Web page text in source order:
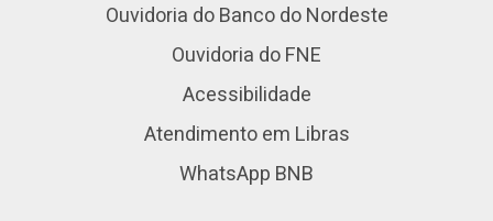
Ouvidoria do Banco do Nordeste
Ouvidoria do FNE
Acessibilidade
Atendimento em Libras
WhatsApp BNB